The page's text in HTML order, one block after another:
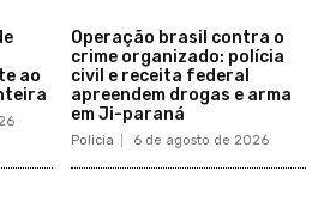
ao
Operação brasil contra o
crime organizado: polícia
civil e receita federal
apreendem drogas e arma
em Ji-paraná
Policia 6 de agosto de 2026